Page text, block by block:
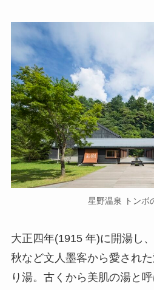
星野温泉 トンボ
大正四年(1915 年)に開湯し
秋など文人墨客から愛され
り湯。古くから美肌の湯と呼